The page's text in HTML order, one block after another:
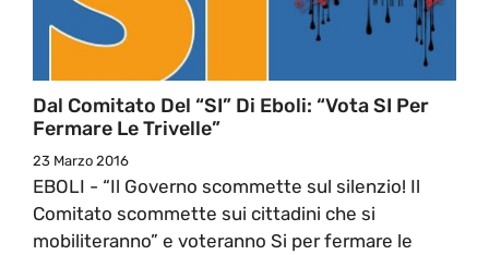
Dal Comitato Del “SI” Di Eboli: “Vota SI Per
Fermare Le Trivelle”
23 Marzo 2016
EBOLI - “Il Governo scommette sul silenzio! Il
Comitato scommette sui cittadini che si
mobiliteranno” e voteranno Si per fermare le